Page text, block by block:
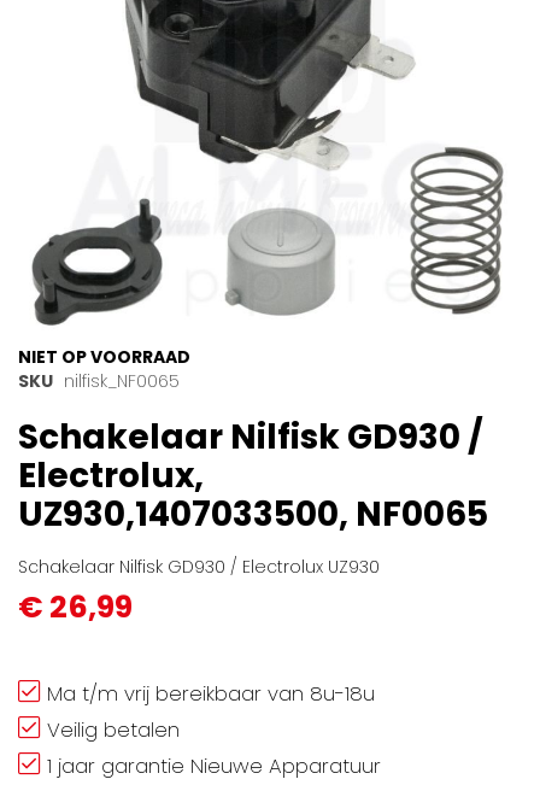
Ga
naar
begin
van
de
afbeeldingen-
gallerij
NIET OP VOORRAAD
SKU nilfisk_NF0065
Schakelaar Nilfisk GD930 /
Electrolux,
UZ930,1407033500, NF0065
Schakelaar Nilfisk GD930 / Electrolux UZ930
€ 26,99
Ma t/m vrij bereikbaar van 8u-18u
Veilig betalen
1 jaar garantie Nieuwe Apparatuur